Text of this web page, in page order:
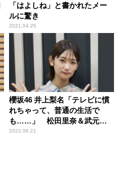
「はよしね」と書かれたメー
ルに驚き
2021.04.25
櫻坂46 井上梨名「テレビに慣
れちゃって、普通の生活で
も……」 松田里奈＆武元唯
衣と行ったデパートで取って
2022.08.21